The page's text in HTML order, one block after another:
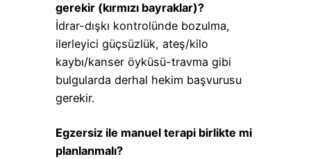
gerekir (kırmızı bayraklar)?
İdrar-dışkı kontrolünde bozulma,
ilerleyici güçsüzlük, ateş/kilo
kaybı/kanser öyküsü-travma gibi
bulgularda derhal hekim başvurusu
gerekir.
Egzersiz ile manuel terapi birlikte mi
planlanmalı?